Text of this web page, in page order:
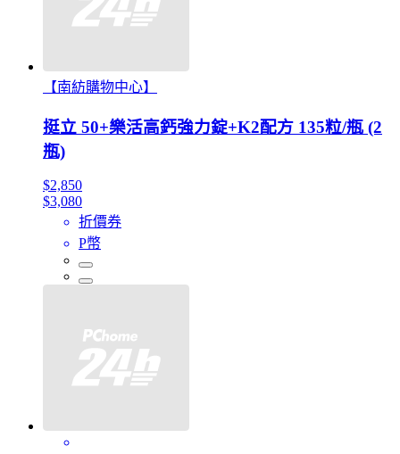
【南紡購物中心】
挺立 50+樂活高鈣強力錠+K2配方 135粒/瓶 (2
瓶)
$2,850
$3,080
折價券
P幣